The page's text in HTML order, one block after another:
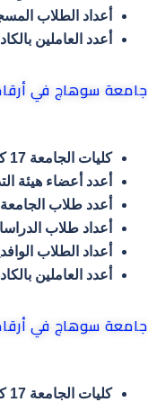
أعداد الطلاب
أعدد العاملين
جامعة سوهاج في أرقام خلال
كليات الجامعة 17 كلية + معهد التمريض.
أعدد أعضاء هيئة
أعدد طلاب الجامعة
أعداد طلاب الدراسات
أعداد الطلاب الوافدين
أعدد العاملين
جامعة سوهاج في أرقام خلال
كليات الجامعة 17 كلية + معهد التمريض.